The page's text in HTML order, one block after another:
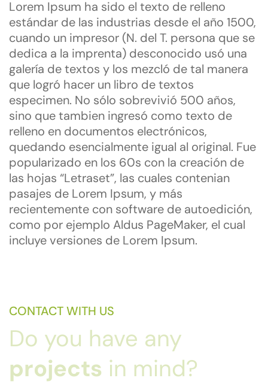
Lorem Ipsum ha sido el texto de relleno
estándar de las industrias desde el año 1500,
cuando un impresor (N. del T. persona que se
dedica a la imprenta) desconocido usó una
galería de textos y los mezcló de tal manera
que logró hacer un libro de textos
especimen. No sólo sobrevivió 500 años,
sino que tambien ingresó como texto de
relleno en documentos electrónicos,
quedando esencialmente igual al original. Fue
popularizado en los 60s con la creación de
las hojas “Letraset”, las cuales contenian
pasajes de Lorem Ipsum, y más
recientemente con software de autoedición,
como por ejemplo Aldus PageMaker, el cual
incluye versiones de Lorem Ipsum.
CONTACT WITH US
Do you have any
projects in mind?